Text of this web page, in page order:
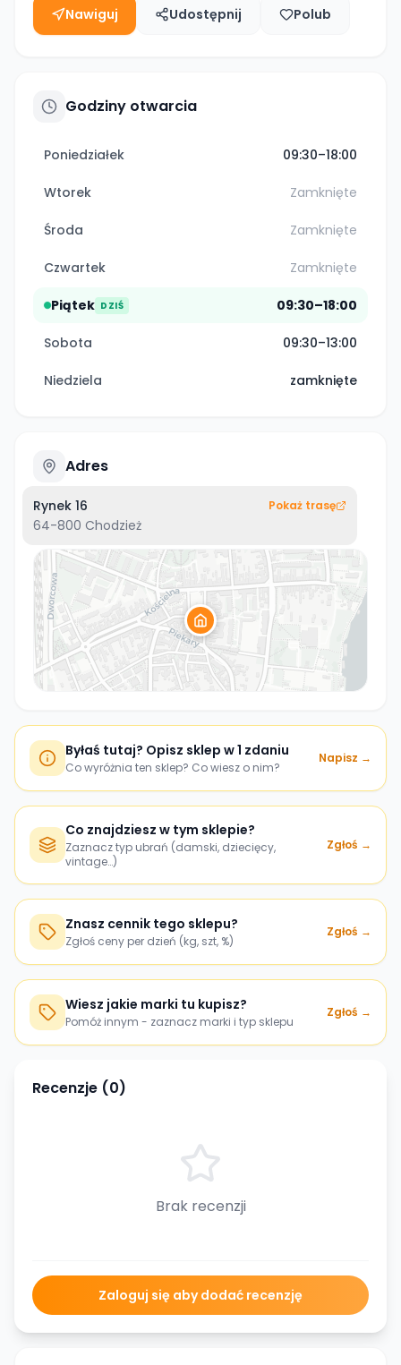
Nawiguj Udostępnij Polub
Godziny otwarcia
Poniedziałek 09:30–18:00
Wtorek Zamknięte
Środa Zamknięte
Czwartek Zamknięte
Piątek DZIŚ 09:30–18:00
Sobota 09:30–13:00
Niedziela zamknięte
Adres
Rynek 16
64-800 Chodzież
Pokaż trasę
Byłaś tutaj? Opisz sklep w 1 zdaniu
Co wyróżnia ten sklep? Co wiesz o nim?
Napisz →
Co znajdziesz w tym sklepie?
Zaznacz typ ubrań (damski, dziecięcy,
vintage…)
Zgłoś →
Znasz cennik tego sklepu?
Zgłoś ceny per dzień (kg, szt, %)
Zgłoś →
Wiesz jakie marki tu kupisz?
Pomóż innym - zaznacz marki i typ sklepu
Zgłoś →
Recenzje (0)
Brak recenzji
Zaloguj się aby dodać recenzję